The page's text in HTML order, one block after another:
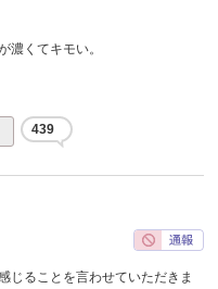
濃くてキモい。
439
じることを言わせていただきま